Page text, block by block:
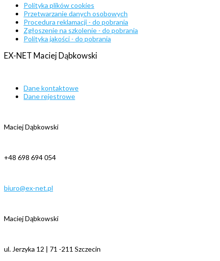
Polityka plików cookies
Przetwarzanie danych osobowych
Procedura reklamacji - do pobrania
Zgłoszenie na szkolenie - do pobrania
Polityka jakości - do pobrania
EX-NET Maciej Dąbkowski
Dane kontaktowe
Dane rejestrowe
Maciej Dąbkowski
+48 698 694 054
biuro@ex-net.pl
Maciej Dąbkowski
ul. Jerzyka 12 | 71 -211 Szczecin